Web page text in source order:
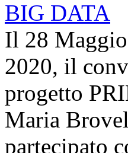
Il 28
2020, il
progetto
Maria
partecipato